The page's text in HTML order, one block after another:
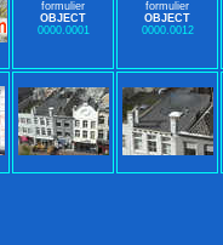
formulier
OBJECT
0000.0001
formulier
OBJECT
0000.0012